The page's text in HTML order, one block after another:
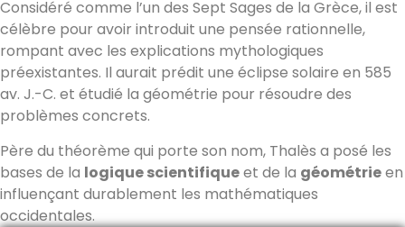
Considéré comme l’un des Sept Sages de la Grèce, il est
célèbre pour avoir introduit une pensée rationnelle,
rompant avec les explications mythologiques
préexistantes. Il aurait prédit une éclipse solaire en 585
av. J.-C. et étudié la géométrie pour résoudre des
problèmes concrets.
Père du théorème qui porte son nom, Thalès a posé les
bases de la logique scientifiqueet de la géométrieen
influençant durablement les mathématiques
occidentales.